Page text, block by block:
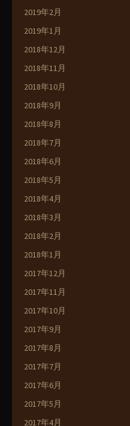
2019年2月
2019年1月
2018年12月
2018年11月
2018年10月
2018年9月
2018年8月
2018年7月
2018年6月
2018年5月
2018年4月
2018年3月
2018年2月
2018年1月
2017年12月
2017年11月
2017年10月
2017年9月
2017年8月
2017年7月
2017年6月
2017年5月
2017年4月